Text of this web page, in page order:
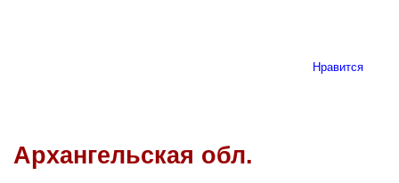
Нравится
Архангельская обл.